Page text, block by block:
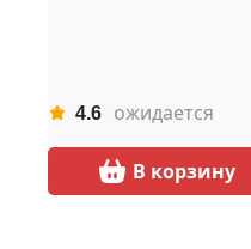
4.6 ожидается
В корзину